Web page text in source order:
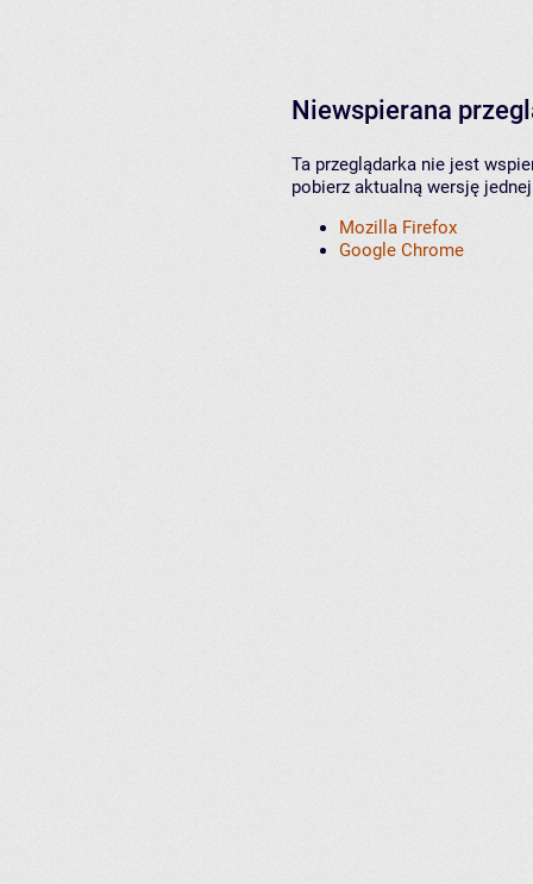
Niewspierana
Ta przeglądarka nie jest
pobierz aktualną wersję
Mozilla Firefox
Google Chrome